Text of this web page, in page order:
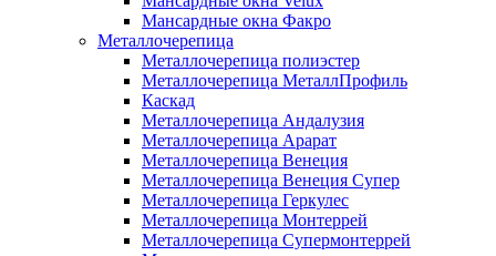
Мансардные окна Факро
Металлочерепица
Металлочерепица полиэстер
Металлочерепица МеталлПрофиль
Каскад
Металлочерепица Андалузия
Металлочерепица Арарат
Металлочерепица Венеция
Металлочерепица Венеция Супер
Металлочерепица Геркулес
Металлочерепица Монтеррей
Металлочерепица Супермонтеррей